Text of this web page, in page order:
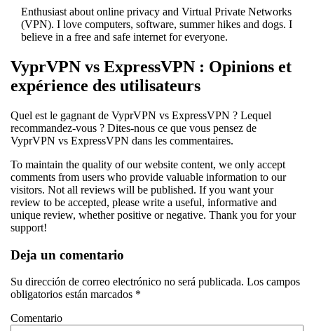
Enthusiast about online privacy and Virtual Private Networks
(VPN). I love computers, software, summer hikes and dogs. I
believe in a free and safe internet for everyone.
VyprVPN vs ExpressVPN : Opinions et
expérience des utilisateurs
Quel est le gagnant de VyprVPN vs ExpressVPN ? Lequel
recommandez-vous ? Dites-nous ce que vous pensez de
VyprVPN vs ExpressVPN dans les commentaires.
To maintain the quality of our website content, we only accept
comments from users who provide valuable information to our
visitors. Not all reviews will be published. If you want your
review to be accepted, please write a useful, informative and
unique review, whether positive or negative. Thank you for your
support!
Deja un comentario
Su dirección de correo electrónico no será publicada. Los campos
obligatorios están marcados *
Comentario